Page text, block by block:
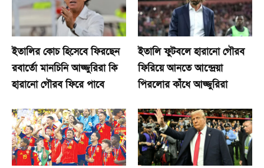
ইতালির কোচ হিসেবে ফিরছেন
রবার্তো মানচিনি আজ্জুরিরা কি
হারানো গৌরব ফিরে পাবে
ইতালি ফুটবলে হারানো গৌরব
ফিরিয়ে আনতে আন্দ্রেয়া
পিরলোর কাঁধে আজ্জুরিরা